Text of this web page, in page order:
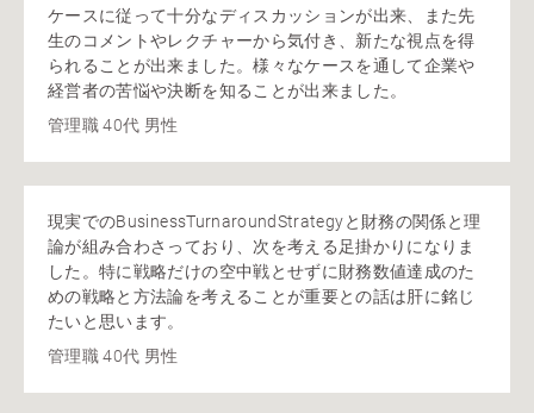
ケースに従って十分なディスカッションが出来、また先
生のコメントやレクチャーから気付き、新たな視点を得
られることが出来ました。様々なケースを通して企業や
経営者の苦悩や決断を知ることが出来ました。
管理職 40代 男性
現実でのBusinessTurnaroundStrategyと財務の関係と理
論が組み合わさっており、次を考える足掛かりになりま
した。特に戦略だけの空中戦とせずに財務数値達成のた
めの戦略と方法論を考えることが重要との話は肝に銘じ
たいと思います。
管理職 40代 男性